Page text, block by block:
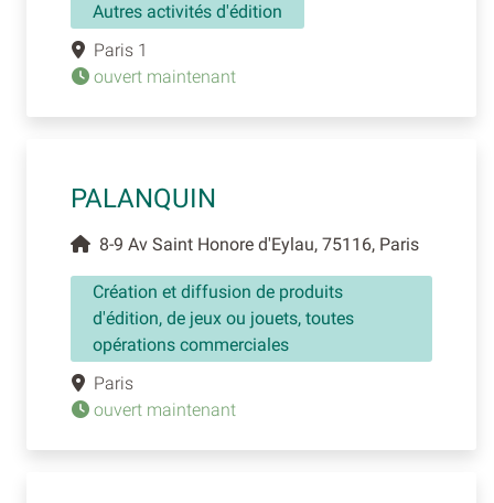
Autres activités d'édition
Paris 1
ouvert maintenant
PALANQUIN
8-9 Av Saint Honore d'Eylau, 75116, Paris
Création et diffusion de produits
d'édition, de jeux ou jouets, toutes
opérations commerciales
Paris
ouvert maintenant